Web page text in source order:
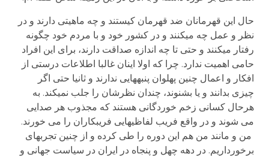
حال این قهرمانان ضد قهرمان کیستند و چه ماهیتی دارند و در
نظر و عمل چه می­کنند و در کشور خود و با مردم خود چگونه
رفتار می­کنند و حتی تا چه اندازه صداقت دارند، برای این افراد
حامی اهمیت ندارد. چرا که اولا اینان غالبا اطلاعات درستی از
افکار و اعمال چنین پهلوان پنبه­هایی ندارند و ثانیا حتی اگر
چیزی بدانند و یا بشنوند، چندان نظرشان را جلب نمی­کند. به
هرحال کسانی زخم خوردگانی هستند که مجذوب هر صدایی
می شوند و در واقع فریب لفاظی­هایی فریبکاران را می خورند.
من و مانند من هم این دوره را طی کرده و از چنین تجربه­ای
برخورداریم. در دهه چهل و پنجاه در ایران در سیاست جهانی و